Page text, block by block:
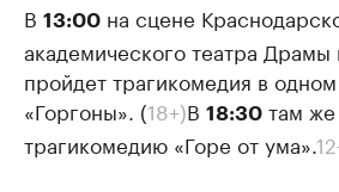
В 13:00 на сцене
академического театра Драмы
пройдет трагикомедия в
«Горгоны». (18+)В 18:30 там же
трагикомедию «Горе от ума».